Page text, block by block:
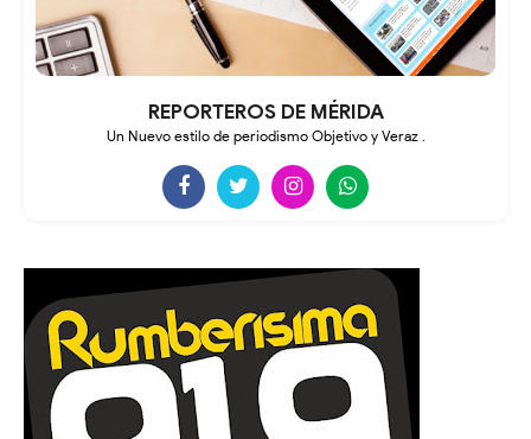
REPORTEROS DE MÉRIDA
Un Nuevo estilo de periodismo Objetivo y Veraz .